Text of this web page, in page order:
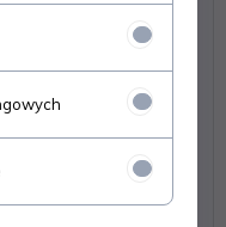
Zet 12 ML